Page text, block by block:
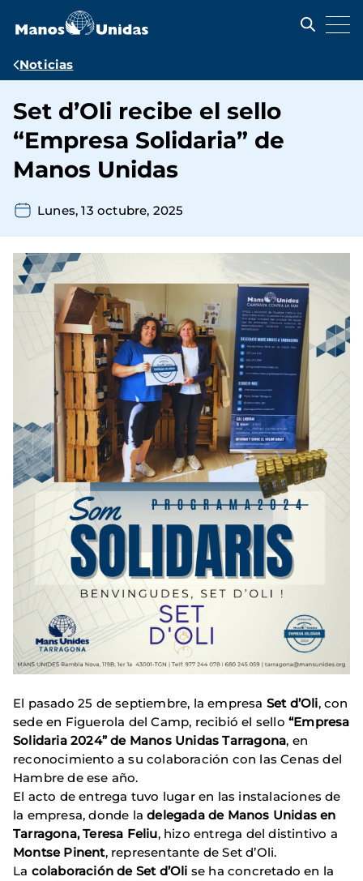
contenido
Ruta
navegación
Noticias
Set d’Oli recibe el sello
“Empresa Solidaria” de
Manos Unidas
Lunes, 13 octubre, 2025
El pasado 25 de septiembre, la empresa Set d’Oli, con
sede en Figuerola del Camp, recibió el sello“Empresa
Solidaria 2024” de Manos Unidas Tarragona, en
reconocimiento a su colaboración con las Cenas del
Hambre de ese año.
El acto de entrega tuvo lugar en las instalaciones de
la empresa, donde ladelegada de Manos Unidas en
Tarragona, Teresa Feliu, hizo entrega del distintivo a
Montse Pinent, representante de Set d’Oli.
La colaboración de Set d’Oli se ha concretado en la